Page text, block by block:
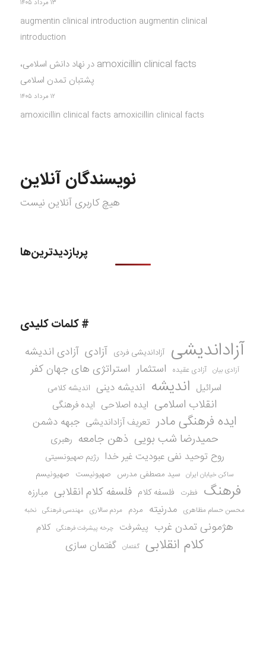
۱۳ مرداد ۱۴۰۵
augmentin clinical introduction augmentin clinical
introduction
amoxicillin clinical facts درنهاد دانش اسلامی،
پشتبان تمدن اسلامی
۱۲ مرداد ۱۴۰۵
amoxicillin clinical facts amoxicillin clinical facts
نویسندگان آنلاین
هیچ کاربری آنلاین نیست
پربازدیدترین‌ها
# کلمات کلیدی
آزاداندیشی آزاداندیشی فردی آزادی آزادی اندیشه
آزادی بیان آزادی عقیده استثمار استراتژی های جهان کفر
اسرائیل اندیشه اندیشه دینی اندیشه کلامی
انقلاب اسلامی ایده اصلاحی ایده فرهنگی
ایده فرهنگی مادر تعریف آزاداندیشی جبهه دشمن
حمیدرضا شب بویی ذهن جامعه رهبری
روح توحید نفی عبودیت غیر خدا رژیم صهیونسیتی
ساکن خیابان ایران سید مصطفی مدرس صهیونیست صهیونیسم
فرهنگ فطرت فلسفه کلام فلسفه کلام انقلابی مبارزه
محسن حسام مظاهری مدرنیته مردم مردم سالاری مهندسی فرهنگی نخبه
هژمونی تمدن غرب پیشرفت چرخه پیشرفت فرهنگی کلام
کلام انقلابی گفتمان گفتمان سازی